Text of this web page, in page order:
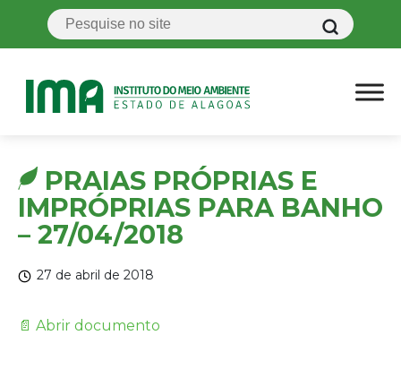
PRAIAS PRÓPRIAS E
IMPRÓPRIAS PARA BANHO
– 27/04/2018
27 de abril de 2018
📄 Abrir documento